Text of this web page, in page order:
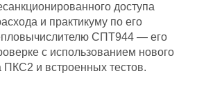
доступа
и практикуму по его
СПТ944 — его
с использованием нового
ПКС2 и встроенных тестов.